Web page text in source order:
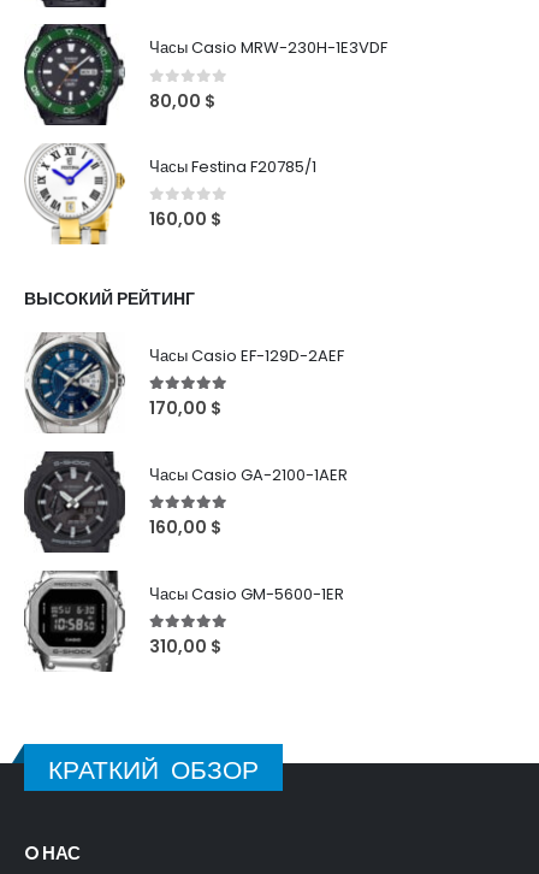
Часы Casio MRW-230H-1E3VDF
0out of 5
80,00 $
Часы Festina F20785/1
0out of 5
160,00 $
ВЫСОКИЙ РЕЙТИНГ
Часы Casio EF-129D-2AEF
5out of 5
170,00 $
Часы Casio GA-2100-1AER
5out of 5
160,00 $
Часы Casio GM-5600-1ER
5out of 5
310,00 $
КРАТКИЙ ОБЗОР
O НАС